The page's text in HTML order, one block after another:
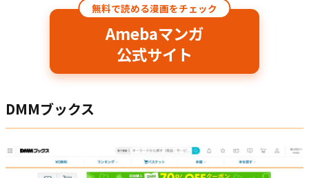
無料で読める漫画をチェック
Amebaマンガ
公式サイト
DMMブックス